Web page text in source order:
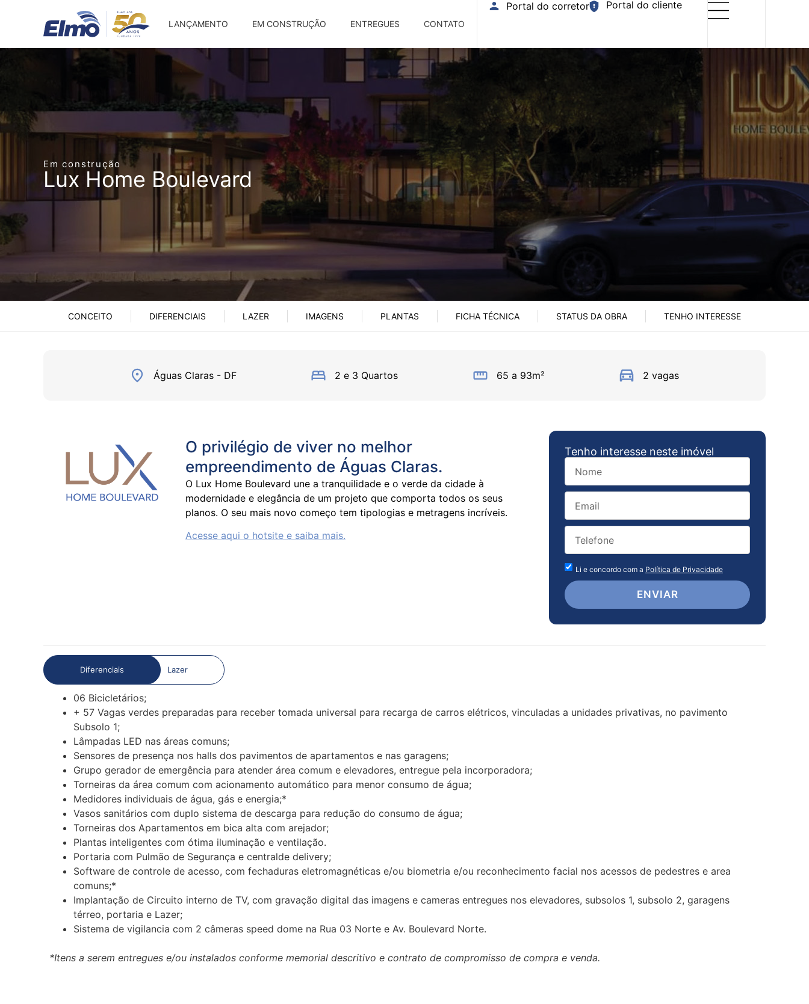
LANÇAMENTO EM CONSTRUÇÃO ENTREGUES CONTATO
Portal do corretor Portal do cliente
Em construção
Lux Home Boulevard
CONCEITO DIFERENCIAIS LAZER IMAGENS PLANTAS FICHA TÉCNICA STATUS DA OBRA TENHO INTERESSE
Águas Claras - DF 2 e 3 Quartos 65 a 93m² 2 vagas
O privilégio de viver no melhor
empreendimento de Águas Claras.
O Lux Home Boulevard une a tranquilidade e o verde da cidade à
modernidade e elegância de um projeto que comporta todos os seus
planos. O seu mais novo começo tem tipologias e metragens incríveis.
Acesse aqui o hotsite e saiba mais.
Tenho interesse neste imóvel
Li e concordo com a Política de Privacidade
ENVIAR
Diferenciais Lazer
06 Bicicletários;
+ 57 Vagas verdes preparadas para receber tomada universal para recarga de carros elétricos, vinculadas a unidades privativas, no pavimento
Subsolo 1;
Lâmpadas LED nas áreas comuns;
Sensores de presença nos halls dos pavimentos de apartamentos e nas garagens;
Grupo gerador de emergência para atender área comum e elevadores, entregue pela incorporadora;
Torneiras da área comum com acionamento automático para menor consumo de água;
Medidores individuais de água, gás e energia;*
Vasos sanitários com duplo sistema de descarga para redução do consumo de água;
Torneiras dos Apartamentos em bica alta com arejador;
Plantas inteligentes com ótima iluminação e ventilação.
Portaria com Pulmão de Segurança e centralde delivery;
Software de controle de acesso, com fechaduras eletromagnéticas e/ou biometria e/ou reconhecimento facial nos acessos de pedestres e area
comuns;*
Implantação de Circuito interno de TV, com gravação digital das imagens e cameras entregues nos elevadores, subsolos 1, subsolo 2, garagens
térreo, portaria e Lazer;
Sistema de vigilancia com 2 câmeras speed dome na Rua 03 Norte e Av. Boulevard Norte.
*Itens a serem entregues e/ou instalados conforme memorial descritivo e contrato de compromisso de compra e venda.